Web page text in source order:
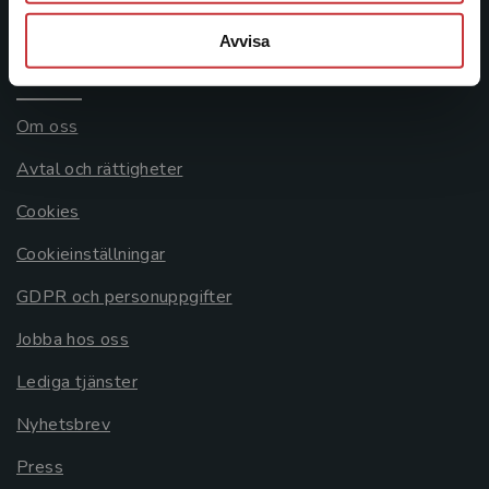
Avvisa
Systemkrav
Allmänna länkar
Om oss
Avtal och rättigheter
Cookies
Cookieinställningar
GDPR och personuppgifter
Jobba hos oss
Lediga tjänster
Nyhetsbrev
Press